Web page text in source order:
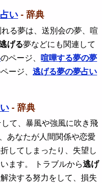
い - 辞典
れる夢は、送別会の夢、喧
げる夢などにも関連して
のページ、
喧嘩する夢の夢
ージ、逃げる夢の夢占い
- 辞典
して、暴風や強風に吹き飛
あなたが人間関係や恋愛
してしまったり、失望し
ます。 トラブルから逃げ
決する努力をして、損失